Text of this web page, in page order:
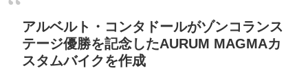
アルベルト・コンタドールがゾンコランス
テージ優勝を記念したAURUM MAGMAカ
スタムバイクを作成